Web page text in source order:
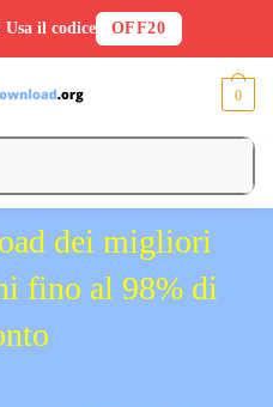
0
dei migliori
fino al 98% di
il codice OFF20